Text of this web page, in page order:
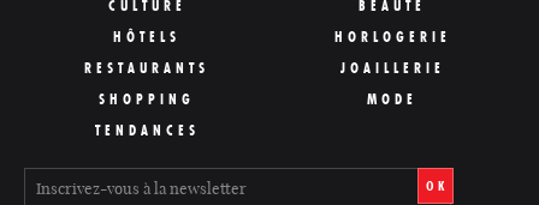
CULTURE
HÔTELS
RESTAURANTS
SHOPPING
TENDANCES
BEAUTÉ
HORLOGERIE
JOAILLERIE
MODE
OK